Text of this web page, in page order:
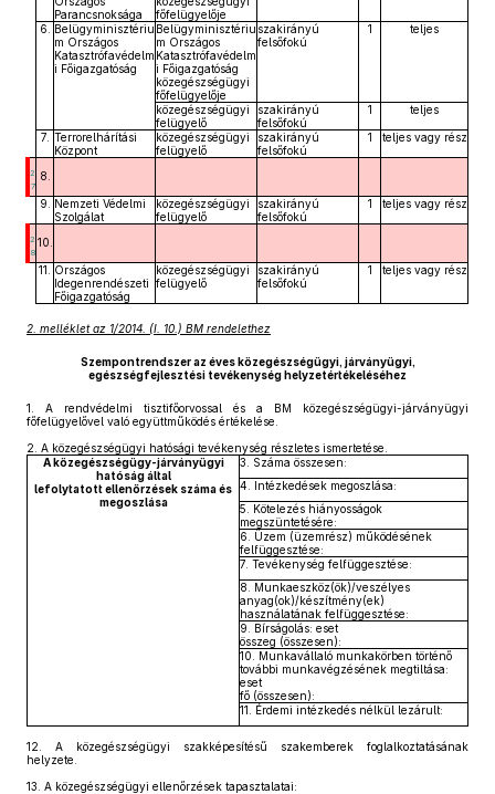
Parancsnoksága
főfelügyelője
6.
Belügyminisztériu
m Országos
Katasztrófavédelm
i Főigazgatóság
Belügyminisztériu
m Országos
Katasztrófavédelm
i Főigazgatóság
közegészségügyi
főfelügyelője
szakirányú
felsőfokú
1 teljes
közegészségügyi
felügyelő
szakirányú
felsőfokú
1 teljes
7. Terrorelhárítási
Központ
közegészségügyi
felügyelő
szakirányú
felsőfokú
1 teljes vagy rész
2
7
8.
9.
Nemzeti Védelmi
Szolgálat
közegészségügyi
felügyelő
szakirányú
felsőfokú
1 teljes vagy rész
2
8
10.
11.
Országos
Idegenrendészeti
Főigazgatóság
közegészségügyi
felügyelő
szakirányú
felsőfokú
1 teljes vagy rész
2. melléklet az 1/2014. (I. 10.) BM rendelethez
Szempontrendszer az éves közegészségügyi, járványügyi,
egészségfejlesztési tevékenység helyzetértékeléséhez
1.
A rendvédelmi tisztifőorvossal és a BM közegészségügyi-járványügyi
főfelügyelővel való együttműködés értékelése.
2. A közegészségügyi hatósági tevékenység részletes ismertetése.
A közegészségügy-járványügyi
hatóság által
lefolytatott ellenőrzések száma és
megoszlása
3. Száma összesen:
4. Intézkedések megoszlása:
5. Kötelezés hiányosságok
megszüntetésére:
6. Üzem (üzemrész) működésének
felfüggesztése:
7. Tevékenység felfüggesztése:
8. Munkaeszköz(ök)/veszélyes
anyag(ok)/készítmény(ek)
használatának felfüggesztése:
9. Bírságolás: eset
összeg (összesen):
10. Munkavállaló munkakörben történő
további munkavégzésének megtiltása:
eset
fő (összesen):
11. Érdemi intézkedés nélkül lezárult:
12.
A közegészségügyi szakképesítésű szakemberek foglalkoztatásának
helyzete.
13. A közegészségügyi ellenőrzések tapasztalatai: